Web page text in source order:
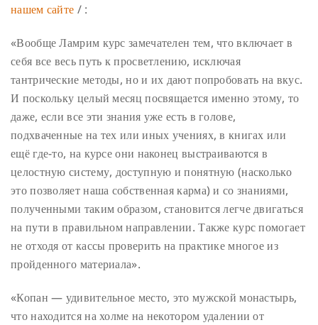
нашем сайте / :
«Вообще Ламрим курс замечателен тем, что включает в
себя все весь путь к просветлению, исключая
тантрические методы, но и их дают попробовать на вкус.
И поскольку целый месяц посвящается именно этому, то
даже, если все эти знания уже есть в голове,
подхваченные на тех или иных учениях, в книгах или
ещё где-то, на курсе они наконец выстраиваются в
целостную систему, доступную и понятную (насколько
это позволяет наша собственная карма) и со знаниями,
полученными таким образом, становится легче двигаться
на пути в правильном направлении. Также курс помогает
не отходя от кассы проверить на практике многое из
пройденного материала».
«Копан — удивительное место, это мужской монастырь,
что находится на холме на некотором удалении от